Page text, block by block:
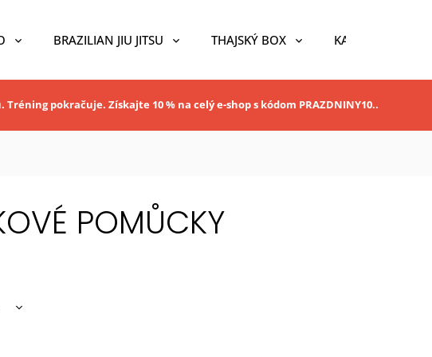
BRAZILIAN JIU JITSU THAJSKÝ BOX KARATE
Tréning pokračuje. Získajte 10 % na celý e-shop s kódom PRAZDNINY10..
POMŮCKY